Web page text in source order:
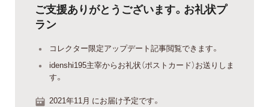
ご支援ありがとうございます。お礼状プ
ラン
コレクター限定アップデート記事閲覧できます。
idenshi195主宰からお礼状（ポストカード）お送りしま
す。
2021年11月 にお届け予定です。